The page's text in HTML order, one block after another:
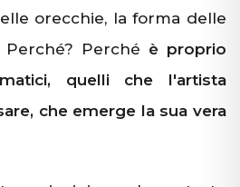
orecchie, la forma delle
Perché è proprio
quelli che l'artista
che emerge la sua vera